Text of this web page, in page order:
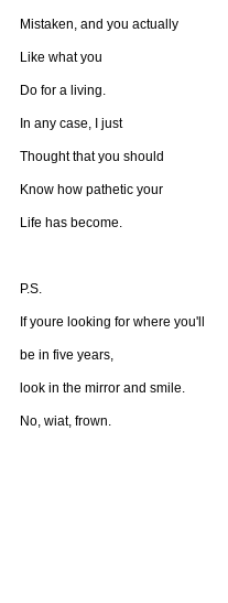
Mistaken, and you actually
Like what you
Do for a living.
In any case, I just
Thought that you should
Know how pathetic your
Life has become.
P.S.
If youre looking for where you'll
be in five years,
look in the mirror and smile.
No, wiat, frown.